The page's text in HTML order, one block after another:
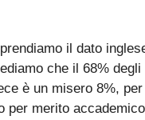
il dato
che il 68% degli
è un misero 8%, per
per merito